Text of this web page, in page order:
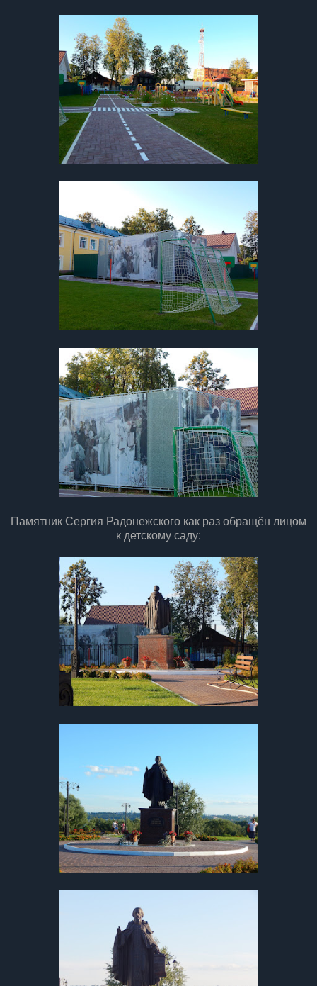
Памятник Сергия Радонежского как раз обращён лицом
к детскому саду: